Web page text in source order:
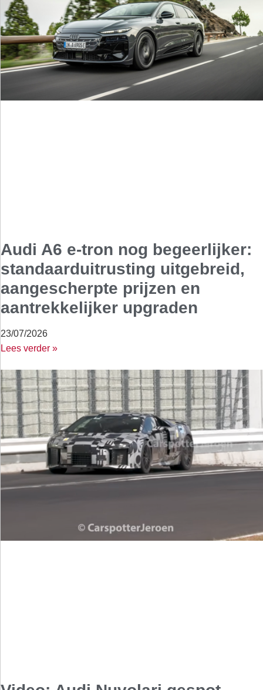
Audi A6 e-tron nog begeerlijker:
standaarduitrusting uitgebreid,
aangescherpte prijzen en
aantrekkelijker upgraden
23/07/2026
Lees verder »